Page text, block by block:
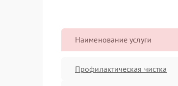
Наименование услуги
Профилактическая чистка